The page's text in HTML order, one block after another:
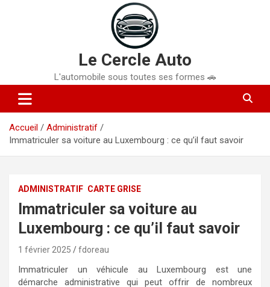
Le Cercle Auto
L'automobile sous toutes ses formes 🚗
Accueil
Administratif
Immatriculer sa voiture au Luxembourg : ce qu’il faut savoir
ADMINISTRATIF CARTE GRISE
Immatriculer sa voiture au
Luxembourg : ce qu’il faut savoir
1 février 2025 fdoreau
Immatriculer un véhicule au Luxembourg est une
démarche administrative qui peut offrir de nombreux